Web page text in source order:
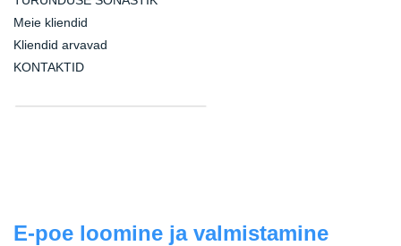
Meie kliendid
Kliendid arvavad
KONTAKTID
E-poe loomine ja valmistamine